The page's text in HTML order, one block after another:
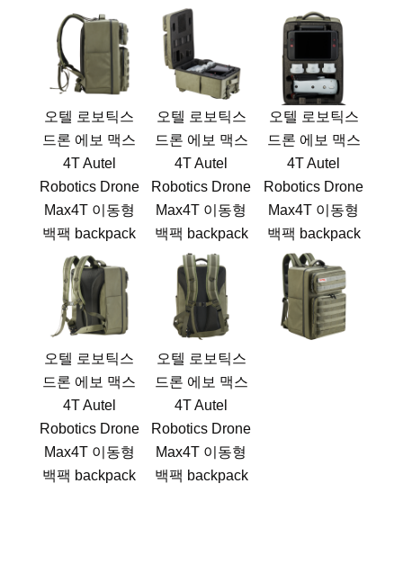
오텔 로보틱스
드론 에보 맥스
4T Autel
Robotics Drone
Max4T 이동형
백팩 backpack
오텔 로보틱스
드론 에보 맥스
4T Autel
Robotics Drone
Max4T 이동형
백팩 backpack
오텔 로보틱스
드론 에보 맥스
4T Autel
Robotics Drone
Max4T 이동형
백팩 backpack
오텔 로보틱스
드론 에보 맥스
4T Autel
Robotics Drone
Max4T 이동형
백팩 backpack
오텔 로보틱스
드론 에보 맥스
4T Autel
Robotics Drone
Max4T 이동형
백팩 backpack